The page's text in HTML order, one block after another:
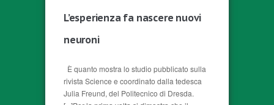
L’esperienza fa nascere nuovi
neuroni
È quanto mostra lo studio pubblicato sulla
rivista Science e coordinato dalla tedesca
Julia Freund, del Politecnico di Dresda.